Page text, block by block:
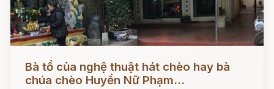
Đọc ngay
Bà tổ của nghệ thuật hát chèo hay bà
chúa chèo Huyền Nữ Phạm...